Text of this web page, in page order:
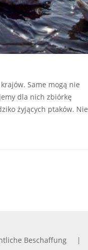
Same mogą nie
dla nich zbiórkę
żyjących ptaków. Nie
Beschaffung